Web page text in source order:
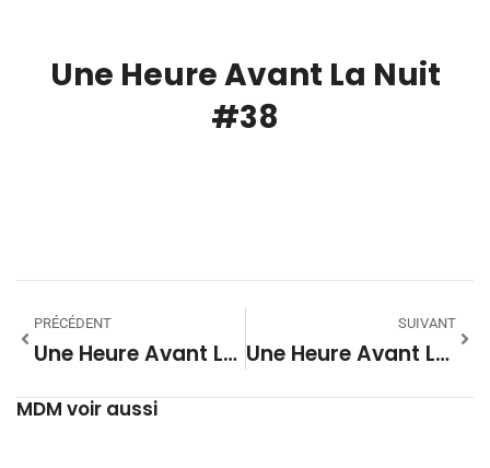
Une Heure Avant La Nuit
#38
PRÉCÉDENT
Une Heure Avant La Nuit #37
SUIVANT
Une Heure Avant La Nuit #39
MDM voir aussi